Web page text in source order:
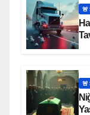
🚨
🚨